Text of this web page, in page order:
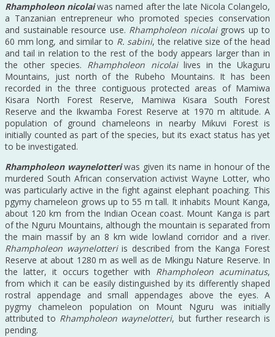
Rhampholeon nicolai was named after the late Nicola Colangelo,
a Tanzanian entrepreneur who promoted species conservation
and sustainable resource use. Rhampholeon nicolaigrows up to
60 mm long, and similar to R. sabini, the relative size of the head
and tail in relation to the rest of the body appears larger than in
the other species. Rhampholeon nicolailives in the Ukaguru
Mountains, just north of the Rubeho Mountains. It has been
recorded in the three contiguous protected areas of Mamiwa
Kisara North Forest Reserve, Mamiwa Kisara South Forest
Reserve and the Ikwamba Forest Reserve at 1970 m altitude. A
population of ground chameleons in nearby Mikuvi Forest is
initially counted as part of the species, but its exact status has yet
to be investigated.
Rhampholeon waynelotteriwas given its name in honour of the
murdered South African conservation activist Wayne Lotter, who
was particularly active in the fight against elephant poaching. This
pgymy chameleon grows up to 55 m tall. It inhabits Mount Kanga,
about 120 km from the Indian Ocean coast. Mount Kanga is part
of the Nguru Mountains, although the mountain is separated from
the main massif by an 8 km wide lowland corridor and a river.
Rhampholeon waynelotteriis described from the Kanga Forest
Reserve at about 1280 m as well as de Mkingu Nature Reserve. In
the latter, it occurs together with Rhampholeon acuminatus,
from which it can be easily distinguished by its differently shaped
rostral appendage and small appendages above the eyes. A
pygmy chameleon population on Mount Nguru was initially
attributed to Rhampholeon waynelotteri, but further research is
pending.